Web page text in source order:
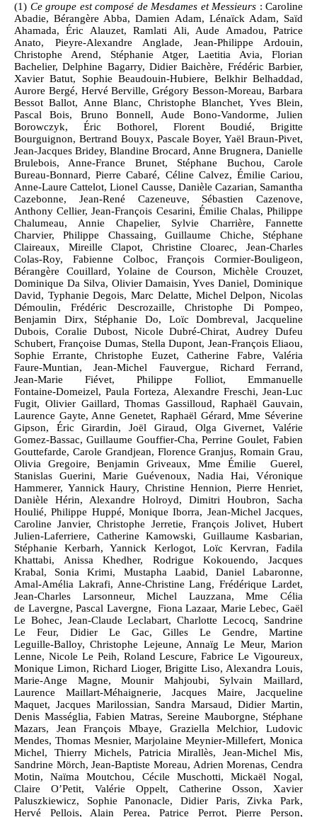
(1) Ce groupe est composé de Mesdames et Messieurs : Caroline
Abadie, Bérangère Abba, Damien Adam, Lénaïck Adam, Saïd
Ahamada, Éric Alauzet, Ramlati Ali, Aude Amadou, Patrice
Anato, Pieyre‑Alexandre Anglade, Jean‑Philippe Ardouin,
Christophe Arend, Stéphanie Atger, Laetitia Avia, Florian
Bachelier, Delphine Bagarry, Didier Baichère, Frédéric Barbier,
Xavier Batut, Sophie Beaudouin‑Hubiere, Belkhir Belhaddad,
Aurore Bergé, Hervé Berville, Grégory Besson‑Moreau, Barbara
Bessot Ballot, Anne Blanc, Christophe Blanchet, Yves Blein,
Pascal Bois, Bruno Bonnell, Aude Bono‑Vandorme, Julien
Borowczyk, Éric Bothorel, Florent Boudié, Brigitte
Bourguignon, Bertrand Bouyx, Pascale Boyer, Yaël Braun‑Pivet,
Jean‑Jacques Bridey, Blandine Brocard, Anne Brugnera, Danielle
Brulebois, Anne‑France Brunet, Stéphane Buchou, Carole
Bureau‑Bonnard, Pierre Cabaré, Céline Calvez, Émilie Cariou,
Anne‑Laure Cattelot, Lionel Causse, Danièle Cazarian, Samantha
Cazebonne, Jean‑René Cazeneuve, Sébastien Cazenove,
Anthony Cellier, Jean‑François Cesarini, Émilie Chalas, Philippe
Chalumeau, Annie Chapelier, Sylvie Charrière, Fannette
Charvier, Philippe Chassaing, Guillaume Chiche, Stéphane
Claireaux, Mireille Clapot, Christine Cloarec, Jean‑Charles
Colas‑Roy, Fabienne Colboc, François Cormier‑Bouligeon,
Bérangère Couillard, Yolaine de Courson, Michèle Crouzet,
Dominique Da Silva, Olivier Damaisin, Yves Daniel, Dominique
David, Typhanie Degois, Marc Delatte, Michel Delpon, Nicolas
Démoulin, Frédéric Descrozaille, Christophe Di Pompeo,
Benjamin Dirx, Stéphanie Do, Loïc Dombreval, Jacqueline
Dubois, Coralie Dubost, Nicole Dubré‑Chirat, Audrey Dufeu
Schubert, Françoise Dumas, Stella Dupont, Jean‑François Eliaou,
Sophie Errante, Christophe Euzet, Catherine Fabre, Valéria
Faure‑Muntian, Jean‑Michel Fauvergue, Richard Ferrand,
Jean‑Marie Fiévet, Philippe Folliot, Emmanuelle
Fontaine‑Domeizel, Paula Forteza, Alexandre Freschi, Jean‑Luc
Fugit, Olivier Gaillard, Thomas Gassilloud, Raphaël Gauvain,
Laurence Gayte, Anne Genetet, Raphaël Gérard, Mme Séverine
Gipson, Éric Girardin, Joël Giraud, Olga Givernet, Valérie
Gomez‑Bassac, Guillaume Gouffier‑Cha, Perrine Goulet, Fabien
Gouttefarde, Carole Grandjean, Florence Granjus, Romain Grau,
Olivia Gregoire, Benjamin Griveaux, Mme Émilie Guerel,
Stanislas Guerini, Marie Guévenoux, Nadia Hai, Véronique
Hammerer, Yannick Haury, Christine Hennion, Pierre Henriet,
Danièle Hérin, Alexandre Holroyd, Dimitri Houbron, Sacha
Houlié, Philippe Huppé, Monique Iborra, Jean‑Michel Jacques,
Caroline Janvier, Christophe Jerretie, François Jolivet, Hubert
Julien‑Laferriere, Catherine Kamowski, Guillaume Kasbarian,
Stéphanie Kerbarh, Yannick Kerlogot, Loïc Kervran, Fadila
Khattabi, Anissa Khedher, Rodrigue Kokouendo, Jacques
Krabal, Sonia Krimi, Mustapha Laabid, Daniel Labaronne,
Amal‑Amélia Lakrafi, Anne‑Christine Lang, Frédérique Lardet,
Jean‑Charles Larsonneur, Michel Lauzzana, Mme Célia
de Lavergne, Pascal Lavergne, Fiona Lazaar, Marie Lebec, Gaël
Le Bohec, Jean‑Claude Leclabart, Charlotte Lecocq, Sandrine
Le Feur, Didier Le Gac, Gilles Le Gendre, Martine
Leguille‑Balloy, Christophe Lejeune, Annaïg Le Meur, Marion
Lenne, Nicole Le Peih, Roland Lescure, Fabrice Le Vigoureux,
Monique Limon, Richard Lioger, Brigitte Liso, Alexandra Louis,
Marie‑Ange Magne, Mounir Mahjoubi, Sylvain Maillard,
Laurence Maillart‑Méhaignerie, Jacques Maire, Jacqueline
Maquet, Jacques Marilossian, Sandra Marsaud, Didier Martin,
Denis Masséglia, Fabien Matras, Sereine Mauborgne, Stéphane
Mazars, Jean François Mbaye, Graziella Melchior, Ludovic
Mendes, Thomas Mesnier, Marjolaine Meynier‑Millefert, Monica
Michel, Thierry Michels, Patricia Mirallès, Jean‑Michel Mis,
Sandrine Mörch, Jean‑Baptiste Moreau, Adrien Morenas, Cendra
Motin, Naïma Moutchou, Cécile Muschotti, Mickaël Nogal,
Claire O’Petit, Valérie Oppelt, Catherine Osson, Xavier
Paluszkiewicz, Sophie Panonacle, Didier Paris, Zivka Park,
Hervé Pellois, Alain Perea, Patrice Perrot, Pierre Person,